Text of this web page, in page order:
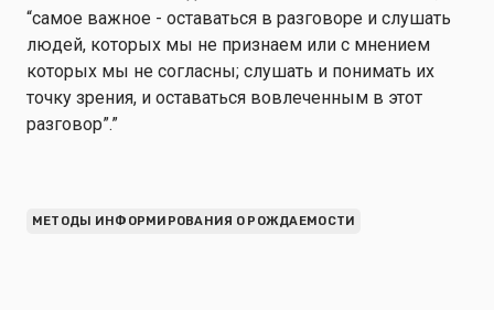
“самое важное - оставаться в разговоре и слушать
людей, которых мы не признаем или с мнением
которых мы не согласны; слушать и понимать их
точку зрения, и оставаться вовлеченным в этот
разговор”.”
МЕТОДЫ ИНФОРМИРОВАНИЯ О РОЖДАЕМОСТИ